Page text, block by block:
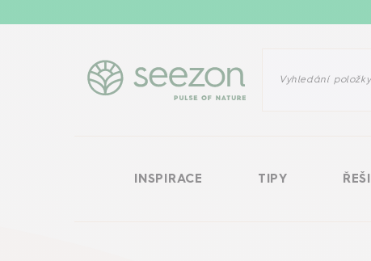
INSPIRACE TIPY
INSPIRACETIPYŘEŠIT